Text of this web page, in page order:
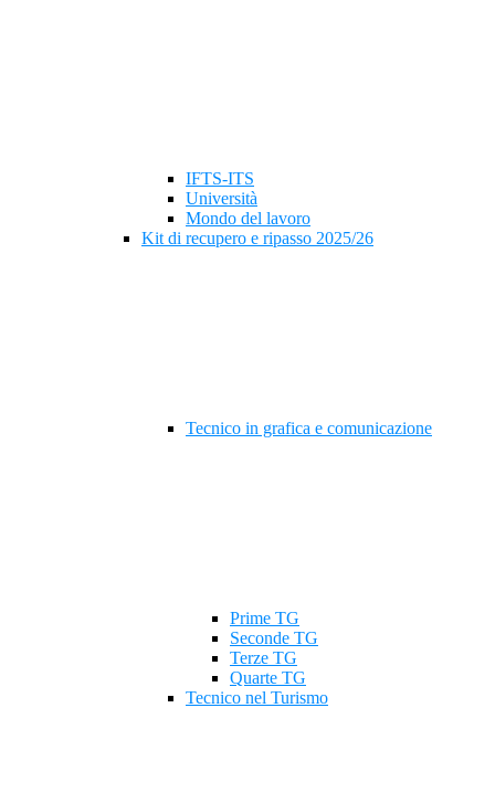
IFTS-ITS
Università
Mondo del lavoro
Kit di recupero e ripasso 2025/26
Tecnico in grafica e comunicazione
Prime TG
Seconde TG
Terze TG
Quarte TG
Tecnico nel Turismo